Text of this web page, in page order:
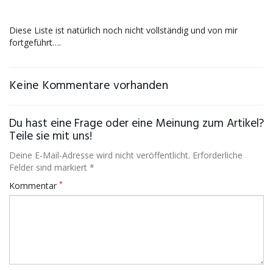
Diese Liste ist natürlich noch nicht vollständig und von mir
fortgeführt….
Keine Kommentare vorhanden
Du hast eine Frage oder eine Meinung zum Artikel?
Teile sie mit uns!
Deine E-Mail-Adresse wird nicht veröffentlicht. Erforderliche
Felder sind markiert *
Kommentar *